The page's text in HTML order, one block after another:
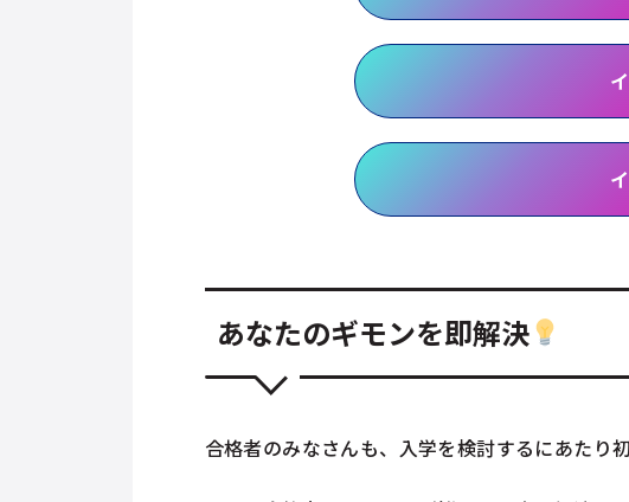
あなたのギモンを即解決
合格者のみなさんも、入学を検討するにあたり